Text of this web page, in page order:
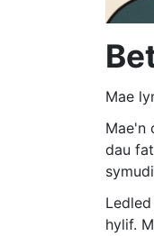
Mae
Mae'n
dau
hylif.